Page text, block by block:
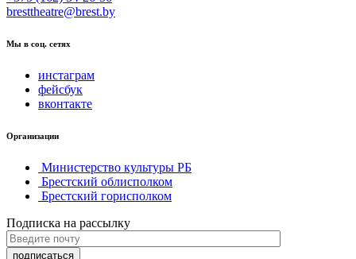
bresttheatre@brest.by
Мы в соц. сетях
инстаграм
фейсбук
вконтакте
Организации
Министерство культуры РБ
Брестский облисполком
Брестский горисполком
Подписка на рассылку